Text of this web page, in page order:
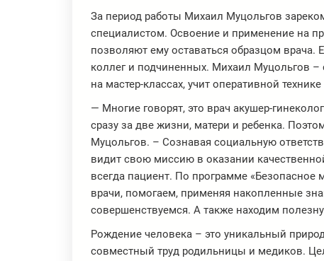
За период работы Михаил Муцольгов
специалистом. Освоение и применение на
позволяют ему оставаться образцом
коллег и подчиненных. Михаил Муцольгов –
на мастер-классах, учит оперативной
— Многие говорят, это врач акушер-
сразу за две жизни, матери и ребенка.
Муцольгов. – Сознавая социальную
видит свою миссию в оказании
всегда пациент. По программе
врачи, помогаем, применяя накопленные
совершенствуемся. А также находим
Рождение человека – это уникальный
совместный труд родильницы и медиков.